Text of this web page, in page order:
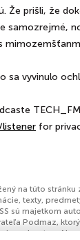
Že prišli, že
samozrejmé,
sa vyvinulo
for
na túto
texty,
sú majetkom
Podmaz, ktorý
podcastov. Ak